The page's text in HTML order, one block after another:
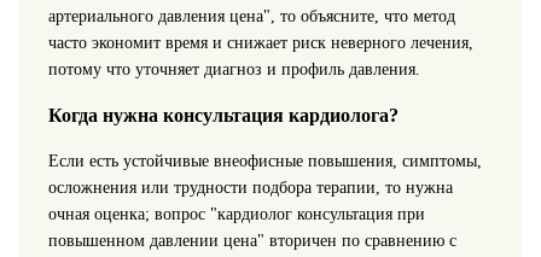
артериального давления цена", то объясните, что метод
часто экономит время и снижает риск неверного лечения,
потому что уточняет диагноз и профиль давления.
Когда нужна консультация кардиолога?
Если есть устойчивые внеофисные повышения, симптомы,
осложнения или трудности подбора терапии, то нужна
очная оценка; вопрос "кардиолог консультация при
повышенном давлении цена" вторичен по сравнению с